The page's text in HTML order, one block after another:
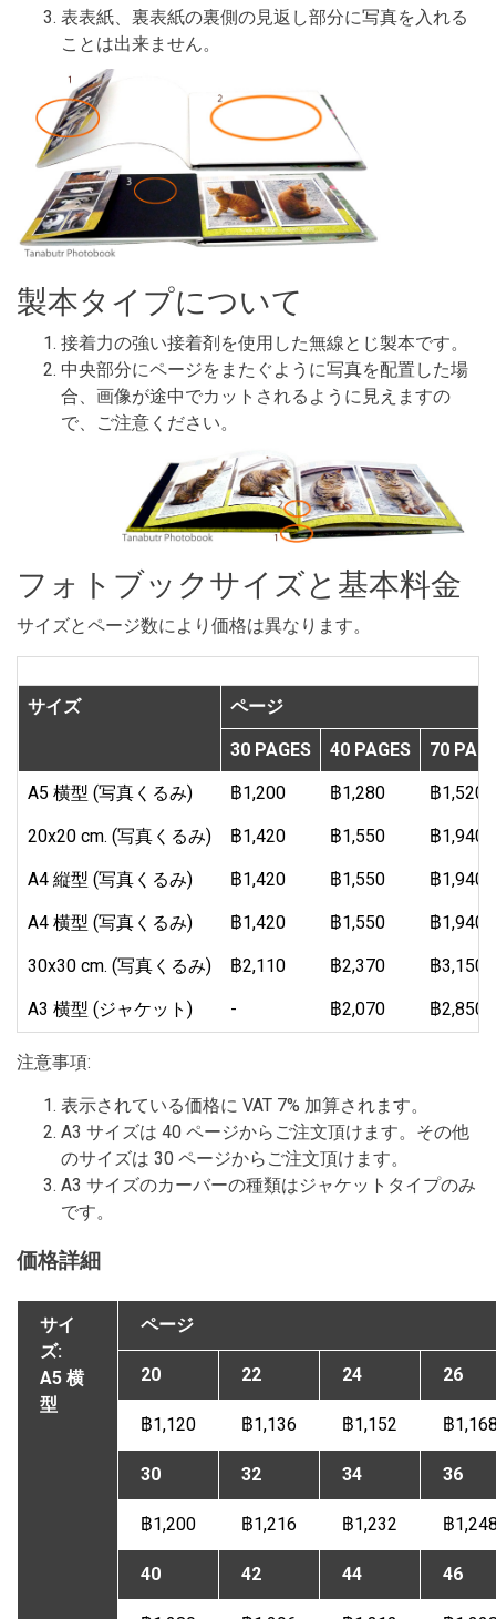
表表紙、裏表紙の裏側の見返し部分に写真を入れる
ことは出来ません。
製本タイプについて
接着力の強い接着剤を使用した無線とじ製本です。
中央部分にページをまたぐように写真を配置した場
合、画像が途中でカットされるように見えますの
で、ご注意ください。
フォトブックサイズと基本料金
サイズとページ数により価格は異なります。
サイズ ページ
30 PAGES 40 PAGES 70
A5 横型 (写真くるみ) ฿1,200 ฿1,280 ฿1,520
20x20 cm. (写真くるみ) ฿1,420 ฿1,550 ฿1,940
A4 縦型 (写真くるみ) ฿1,420 ฿1,550 ฿1,940
A4 横型 (写真くるみ) ฿1,420 ฿1,550 ฿1,940
30x30 cm. (写真くるみ) ฿2,110 ฿2,370 ฿3,150
A3 横型 (ジャケット) - ฿2,070 ฿2,850
注意事項:
表示されている価格に VAT 7% 加算されます。
A3 サイズは 40 ページからご注文頂けます。その他
のサイズは 30 ページからご注文頂けます。
A3 サイズのカーバーの種類はジャケットタイプのみ
です。
価格詳細
サイ
ズ:
A5 横
型
ページ
20 22 24 26
฿1,120 ฿1,136 ฿1,152 ฿
30 32 34 36
฿1,200 ฿1,216 ฿1,232 ฿
40 42 44 46